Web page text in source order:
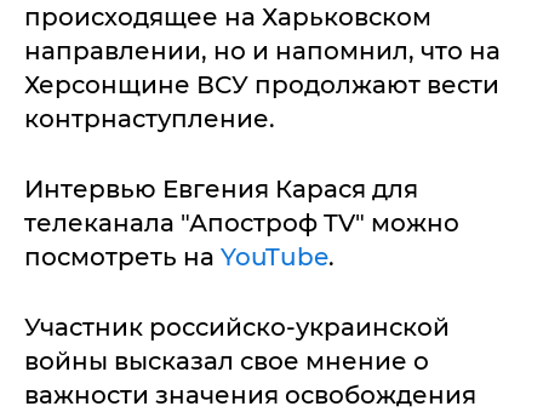
происходящее на Харьковском
направлении, но и напомнил, что на
Херсонщине ВСУ продолжают вести
контрнаступление.
Интервью Евгения Карася для
телеканала "Апостроф TV" можно
посмотреть на YouTube.
Участник российско-украинской
войны высказал свое мнение о
важности значения освобождения